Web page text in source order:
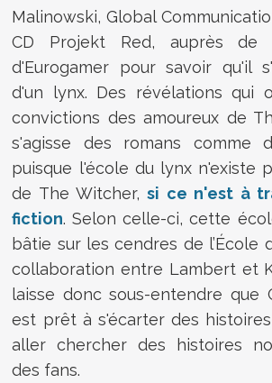
Malinowski, Global
CD Projekt Red, auprès de
d'Eurogamer pour savoir qu'il
d'un lynx. Des révélations qui
convictions des amoureux de
s'agisse des romans comme
puisque l'école du lynx n'existe
de The Witcher,si ce n'est à
fiction. Selon celle-ci, cette
bâtie sur les cendres de l’École
collaboration entre Lambert et
laisse donc sous-entendre que
est prêt à s'écarter des
aller chercher des histoires
des fans.